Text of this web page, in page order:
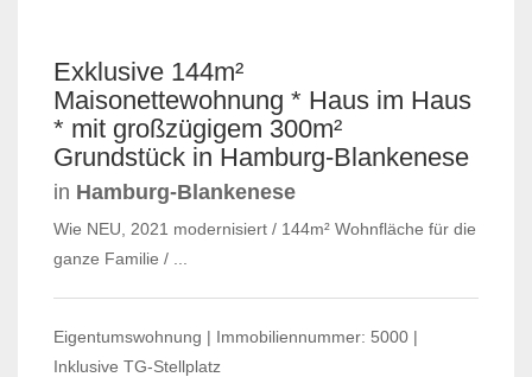
VERKAUFT
Exklusive 144m²
Maisonettewohnung * Haus im Haus
* mit großzügigem 300m²
Grundstück in Hamburg-Blankenese
in Hamburg-Blankenese
Wie NEU, 2021 modernisiert / 144m² Wohnfläche für die
ganze Familie / ...
Eigentumswohnung | Immobiliennummer: 5000 |
Inklusive TG-Stellplatz